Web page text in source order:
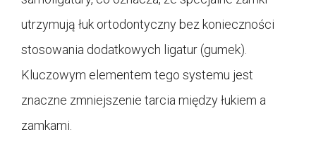
utrzymują łuk ortodontyczny bez konieczności
stosowania dodatkowych ligatur (gumek).
Kluczowym elementem tego systemu jest
znaczne zmniejszenie tarcia między łukiem a
zamkami.